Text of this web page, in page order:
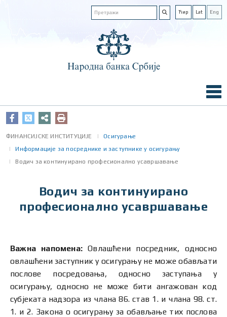
Ћир Lat Eng
ФИНАНСИЈСКЕ ИНСТИТУЦИЈЕ
Осигурање
Информације за посреднике и заступнике у осигурању
Водич за континуирано професионално усавршавање
Водич за континуирано
професионално усавршавање
Важна напомена: Овлашћени посредник, односно
овлашћени заступник у осигурању не може обављати
послове посредовања, односно заступања у
осигурању, односно не може бити ангажован код
субјеката надзора из члана 86. став 1. и члана 98. ст.
1. и 2. Закона о осигурању за обављање тих послова